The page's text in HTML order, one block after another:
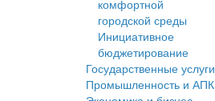
комфортной
городской среды
Инициативное
бюджетирование
Государственные услуги
Промышленность и АПК